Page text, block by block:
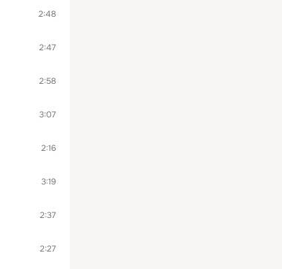
2:48
2:47
2:58
3:07
2:16
3:19
2:37
2:27